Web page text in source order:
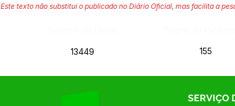
Este texto não substitui o publicado no Diário Oficial, mas facilita a
13449 155
SERVIÇO